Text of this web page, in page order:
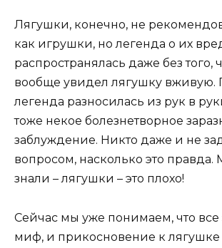
Лягушки, конечно, не
как игрушки, но легенда о их
распространялась даже без того,
вообще увидел лягушку вживую.
легенда разносилась из рук в
тоже некое болезнетворное
заблуждение. Никто даже и не
вопросом, насколько это правда.
знали – лягушки – это плохо!
Сейчас мы уже понимаем, что все
миф, и прикосновение к лягушке